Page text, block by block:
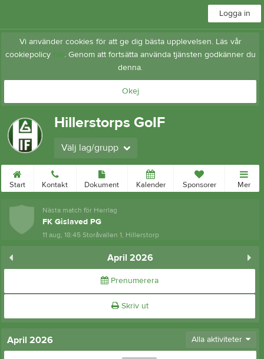
Logga in
Vi använder cookies för att ge dig bästa upplevelsen. Läs vår
cookiepolicy här. Genom att fortsätta använda tjänsten godkänner du
denna.
Okej
Hillerstorps GoIF
Välj lag/grupp
Start Kontakt Dokument Kalender Sponsorer Mer
Nästa match för Herrlag
FK Gislaved PG
11 aug, 18:45Storåvallen 1, Hillerstorp
April 2026
Prenumerera
Skriv ut
April 2026 Alla aktiviteter